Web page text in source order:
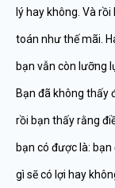
lý hay không. Và
toán như thế mãi.
bạn vẫn còn lưỡng
Bạn đã không thấy
rồi bạn thấy rằng
bạn có được là:
gì sẽ có lợi hay